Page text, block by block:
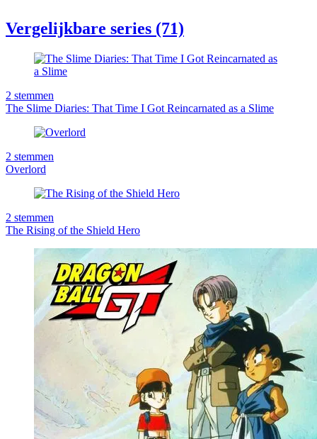
Vergelijkbare series (71)
2 stemmen
The Slime Diaries: That Time I Got Reincarnated as a Slime
2 stemmen
Overlord
2 stemmen
The Rising of the Shield Hero